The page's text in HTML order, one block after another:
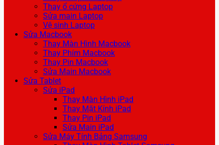
Thay ổ cứng Laptop
Sửa main Laptop
Vệ sinh Laptop
Sửa Macbook
Thay Màn Hình Macbook
Thay Phím Macbook
Thay Pin Macbook
Sửa Main Macbook
Sửa Tablet
Sửa iPad
Thay Màn Hình iPad
Thay Mặt Kính iPad
Thay Pin iPad
Sửa Main iPad
Sửa Máy Tính Bảng Samsung